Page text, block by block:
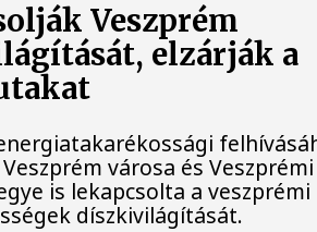
Veszprém
elzárják a
városa és Veszprémi
is lekapcsolta a
díszkivilágítását.